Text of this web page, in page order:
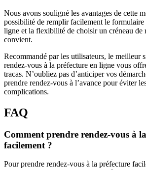
Nous avons souligné les avantages de cette
possibilité de remplir facilement le formulaire
ligne et la flexibilité de choisir un créneau de
convient.
Recommandé par les utilisateurs, le meilleur
rendez-vous à la préfecture en ligne vous
tracas. N’oubliez pas d’anticiper vos
prendre rendez-vous à l’avance pour éviter
complications.
FAQ
Comment prendre rendez-vous à
facilement ?
Pour prendre rendez-vous à la préfecture